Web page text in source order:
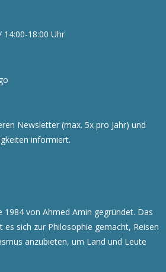
14:00-18:00 Uhr
Newsletter (max. 5x pro Jahr) und
informiert.
1984 von Ahmed Amin gegründet. Das
es sich zur Philosophie gemacht, Reisen
anzubieten, um Land und Leute